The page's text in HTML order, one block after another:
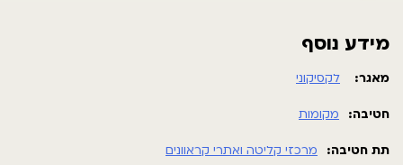
מידע נוסף
מאגר: לקסיקוני
חטיבה: מקומות
תת חטיבה: מרכזי קליטה ואתרי קראוונים